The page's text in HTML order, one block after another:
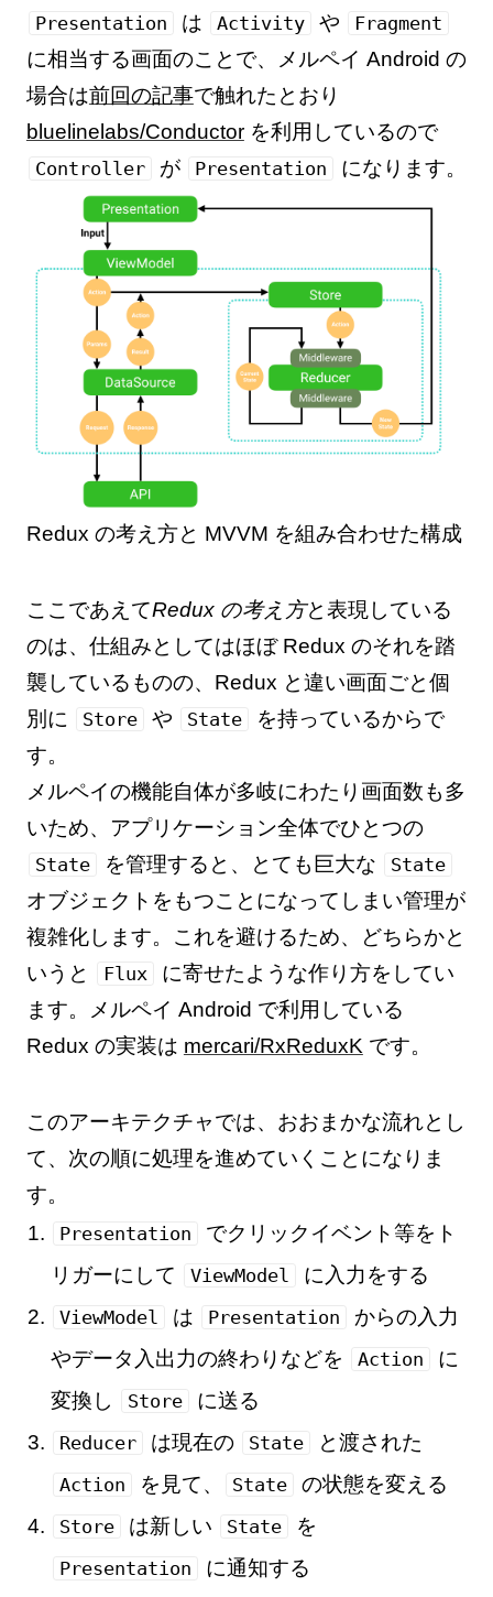
Presentation は Activity や Fragment
に相当する画面のことで、メルペイ Android の
場合は前回の記事で触れたとおり
bluelinelabs/Conductorを利用しているので
Controller が Presentation になります。
Redux の考え方と MVVM を組み合わせた構成
ここであえてRedux の考え方と表現している
のは、仕組みとしてはほぼ Redux のそれを踏
襲しているものの、Redux と違い画面ごと個
別に
Store や State
を持っているからで
す。
メルペイの機能自体が多岐にわたり画面数も多
いため、アプリケーション全体でひとつの
State を管理すると、とても巨大な State
オブジェクトをもつことになってしまい管理が
複雑化します。これを避けるため、どちらかと
いうと
Flux
に寄せたような作り方をしてい
ます。メルペイ Android で利用している
Redux の実装は mercari/RxReduxKです。
このアーキテクチャでは、おおまかな流れとし
て、次の順に処理を進めていくことになりま
す。
Presentation
でクリックイベント等をト
リガーにして
ViewModel に入力をする
ViewModel は Presentation
からの入力
やデータ入出力の終わりなどを
Action
に
変換し
Store に送る
Reducer は現在の State と渡された
Action を見て、 State の状態を変える
Store は新しい State を
Presentation に通知する